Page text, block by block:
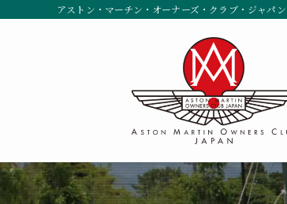
アストン・マーチン・オーナーズ・クラブ・ジャパン